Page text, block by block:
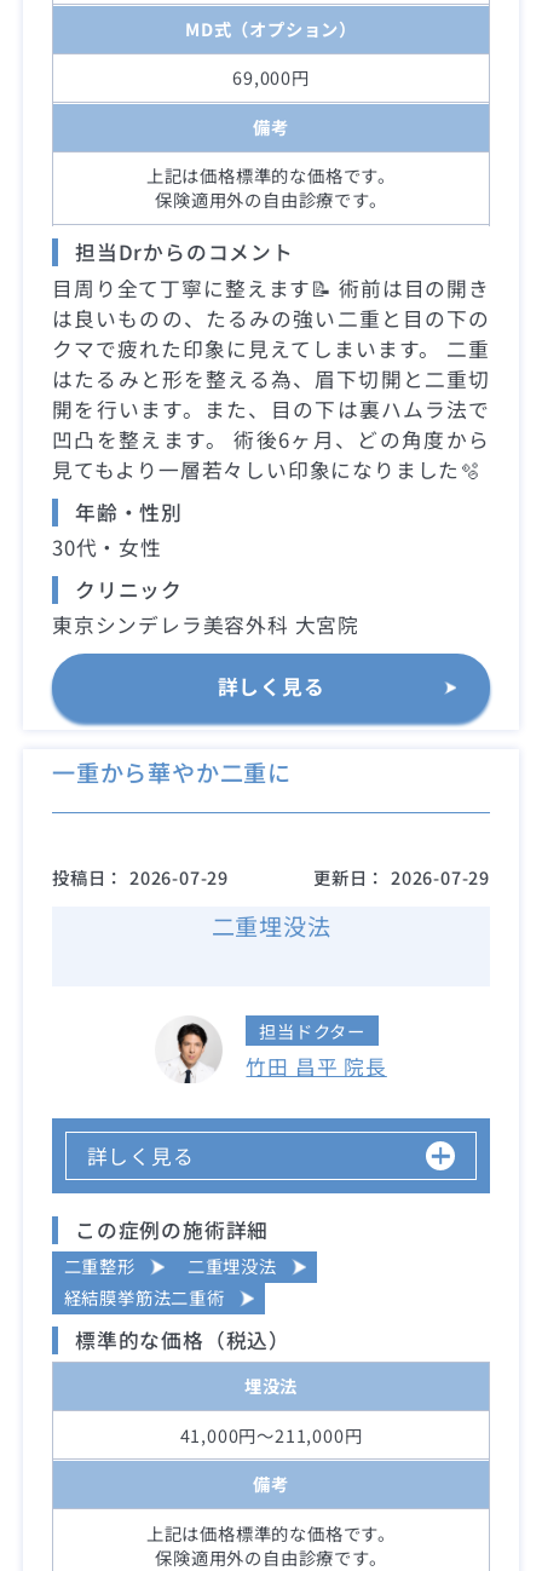
MD式（オプション）
69,000円
備考
上記は価格標準的な価格です。
保険適用外の自由診療です。
担当Drからのコメント
目周り全て丁寧に整えます📝 術前は目の開き
は良いものの、たるみの強い二重と目の下の
クマで疲れた印象に見えてしまいます。 二重
はたるみと形を整える為、眉下切開と二重切
開を行います。また、目の下は裏ハムラ法で
凹凸を整えます。 術後6ヶ月、どの角度から
見てもより一層若々しい印象になりました🫧
年齢・性別
30代・女性
クリニック
東京シンデレラ美容外科 大宮院
詳しく見る
一重から華やか二重に
投稿日： 2026-07-29 更新日： 2026-07-29
二重埋没法
担当ドクター
竹田 昌平 院長
詳しく見る
この症例の施術詳細
二重整形
二重埋没法
経結膜挙筋法二重術
標準的な価格（税込）
埋没法
41,000円～211,000円
備考
上記は価格標準的な価格です。
保険適用外の自由診療です。